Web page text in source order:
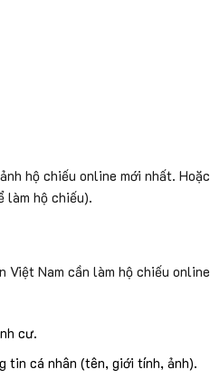
hộ chiếu online mới nhất.
làm hộ chiếu).
Nam cần làm hộ chiếu
cư.
tin cá nhân (tên, giới tính, ảnh).